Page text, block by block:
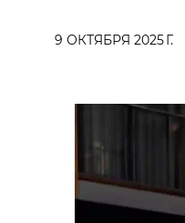
9 ОКТЯБРЯ 2025 Г.